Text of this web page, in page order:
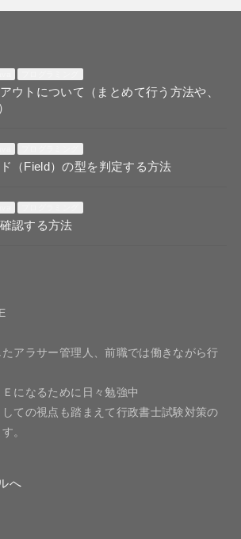
ウトについて（まとめて行う方法や、
（Field）の型を判定する方法
認する方法
アラサー管理人、前職では働きながら行
になるために日々勉強中
ての視点も踏まえて行政書士試験対策の
。
へ